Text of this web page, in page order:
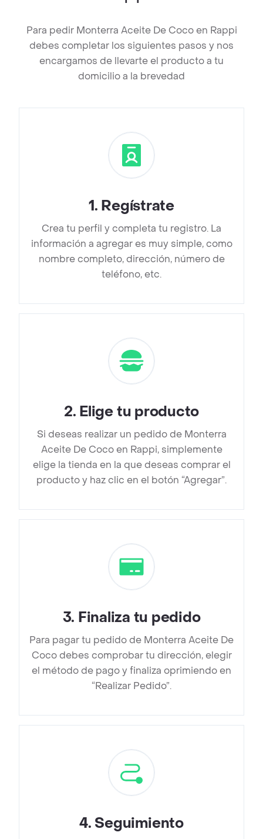
Para pedir Monterra Aceite De Coco en Rappi
debes completar los siguientes pasos y nos
encargamos de llevarte el producto a tu
domicilio a la brevedad
1. Regístrate
Crea tu perfil y completa tu registro. La
información a agregar es muy simple, como
nombre completo, dirección, número de
teléfono, etc.
2. Elige tu producto
Si deseas realizar un pedido de Monterra
Aceite De Coco en Rappi, simplemente
elige la tienda en la que deseas comprar el
producto y haz clic en el botón “Agregar”.
3. Finaliza tu pedido
Para pagar tu pedido de Monterra Aceite De
Coco debes comprobar tu dirección, elegir
el método de pago y finaliza oprimiendo en
“Realizar Pedido”.
4. Seguimiento